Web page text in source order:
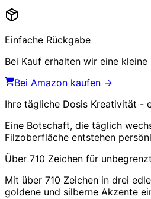
Einfache Rückgabe
Bei Kauf erhalten wir eine
Bei Amazon kaufen →
Ihre tägliche Dosis Kreativität -
Eine Botschaft, die täglich
Filzoberfläche entstehen
Über 710 Zeichen für
Mit über 710 Zeichen in drei
goldene und silberne Akzente